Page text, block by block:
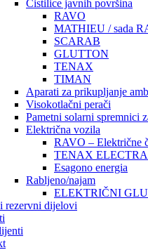
Čistilice javnih površina
RAVO
MATHIEU / sada
SCARAB
GLUTTON
TENAX
TIMAN
Aparati za prikupljanje
Visokotlačni perači
Pametni solarni spremnici
Električna vozila
RAVO – Električne
TENAX ELECTRA
Esagono energia
Rabljeno/najam
ELEKTRIČNI
rezervni dijelovi